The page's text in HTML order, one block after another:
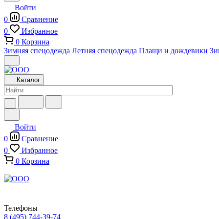
Войти
0
Сравнение
0
Избранное
0 Корзина
Зимняя спецодежда Летняя спецодежда Плащи и дождевики
Каталог
Войти
0
Сравнение
0
Избранное
0 Корзина
Телефоны
8 (495) 744-39-74